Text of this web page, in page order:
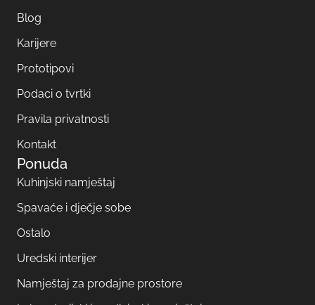
Blog
Karijere
Prototipovi
Podaci o tvrtki
Pravila privatnosti
Kontakt
Ponuda
Kuhinjski namještaj
Spavaće i dječje sobe
Ostalo
Uredski interijer
Namještaj za prodajne prostore